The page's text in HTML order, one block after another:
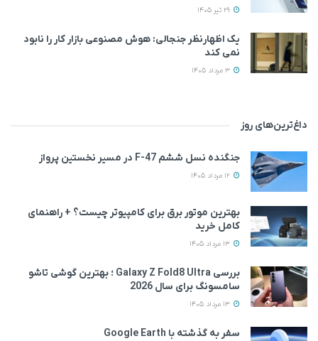
یک اظهارنظر جنجالی: هوش مصنوعی بازار کار را نابود
نمی‌ کند
داغ‌ترین‌های روز
جنگنده نسل ششم F-47 در مسیر نخستین پرواز
بهترین موتور برق برای کامپیوتر چیست؟ + راهنمای
کامل خرید
بررسی Galaxy Z Fold8 Ultra ؛ بهترین گوشی تاشو
سامسونگ برای سال 2026
سفر به گذشته با Google Earth